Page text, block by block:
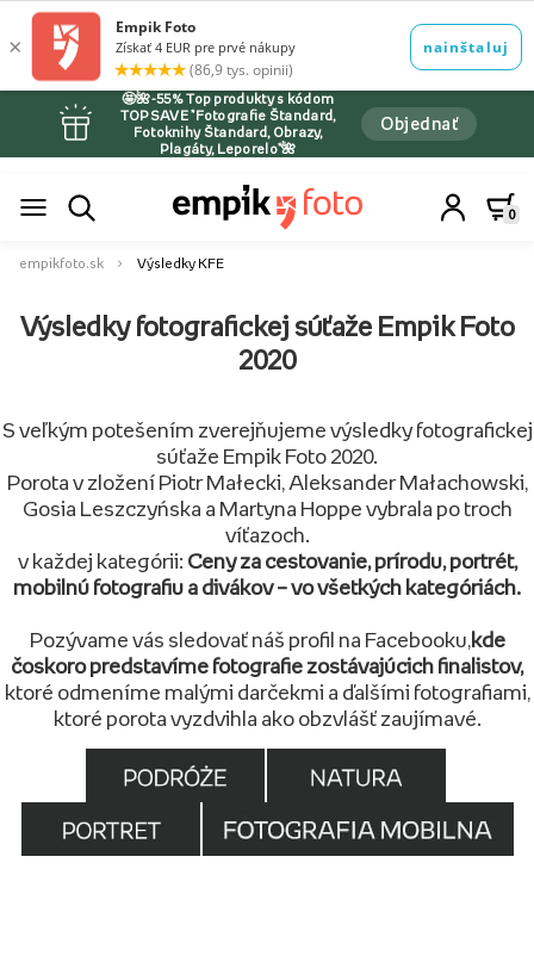
🤩🌺-55% Top produkty s kódom
TOPSAVE *Fotografie Štandard,
Fotoknihy Štandard, Obrazy,
Plagáty, Leporelo*🌺
Objednať
0
empikfoto.sk Výsledky KFE
Výsledky fotografickej súťaže Empik Foto
2020
S veľkým potešením zverejňujeme výsledky fotografickej
súťaže Empik Foto 2020.
Porota v zložení Piotr Małecki, Aleksander Małachowski,
Gosia Leszczyńska a Martyna Hoppe vybrala po troch
víťazoch.
v každej kategórii: Ceny za cestovanie, prírodu, portrét,
mobilnú fotografiu a divákov – vo všetkých kategóriách.
Pozývame vás sledovať náš profil na Facebooku,kde
čoskoro predstavíme fotografie zostávajúcich finalistov,
ktoré odmeníme malými darčekmi a ďalšími fotografiami,
ktoré porota vyzdvihla ako obzvlášť zaujímavé.